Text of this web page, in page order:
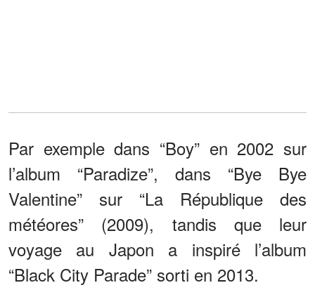
Par exemple dans “Boy” en 2002 sur
l’album “Paradize”, dans “Bye Bye
Valentine” sur “La République des
météores” (2009), tandis que leur
voyage au Japon a inspiré l’album
“Black City Parade” sorti en 2013.